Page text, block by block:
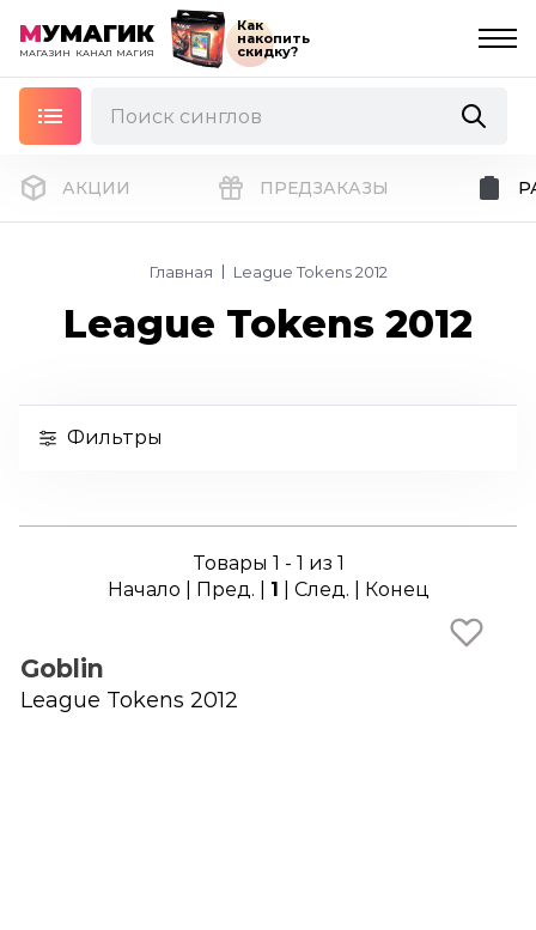
МУМАГИК
МАГАЗИН КАНАЛ МАГИЯ
Как
накопить
скидку?
АКЦИИ ПРЕДЗАКАЗЫ
Главная League Tokens 2012
League Tokens 2012
Фильтры
Товары 1 - 1 из 1
Начало | Пред. | 1 | След. | Конец
Goblin
League Tokens 2012